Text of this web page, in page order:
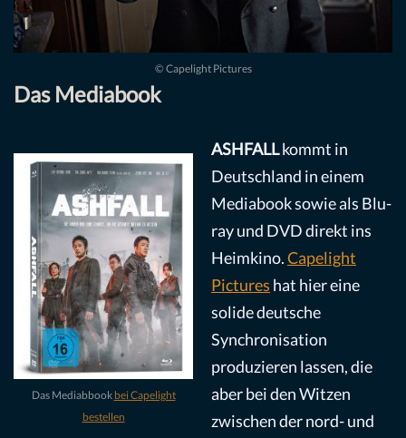
© Capelight Pictures
Das Mediabook
Das Mediabbook bei Capelight
bestellen
ASHFALLkommt in
Deutschland in einem
Mediabook sowie als Blu-
ray und DVD direkt ins
Heimkino.Capelight
Pictures hat hier eine
solide deutsche
Synchronisation
produzieren lassen, die
aber bei den Witzen
zwischen der nord- und